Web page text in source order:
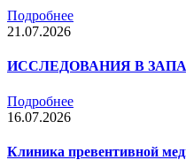
Подробнее
21.07.2026
ИССЛЕДОВАНИЯ В
Подробнее
16.07.2026
Клиника превентивной